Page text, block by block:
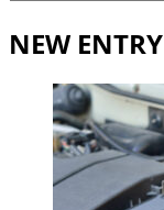
NEW ENTRY